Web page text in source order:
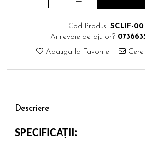
Cod Produs: SCLIF-00
Ai nevoie de ajutor?
Adauga la Favorite
Descriere
SPECIFICAȚII: